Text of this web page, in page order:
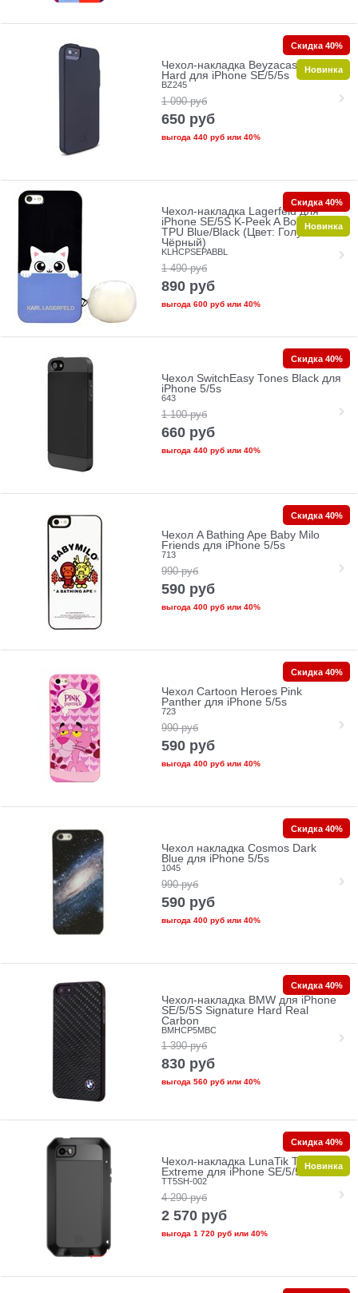
Чехол-накладка Beyzacases Snap
Hard для iPhone SE/5/5s
BZ245
1 090 руб
650 руб
выгода 440 рубили 40%
Скидка 40%
Новинка
Чехол-накладка Lagerfeld для
iPhone SE/5S K-Peek A Boo Hard
TPU Blue/Black (Цвет: Голубой/
Чёрный)
KLHCPSEPABBL
1 490 руб
890 руб
выгода 600 рубили 40%
Скидка 40%
Новинка
Чехол SwitchEasy Tones Black для
iPhone 5/5s
643
1 100 руб
660 руб
выгода 440 рубили 40%
Скидка 40%
Чехол A Bathing Ape Baby Milo
Friends для iPhone 5/5s
713
990 руб
590 руб
выгода 400 рубили 40%
Скидка 40%
Чехол Cartoon Heroes Pink
Panther для iPhone 5/5s
723
990 руб
590 руб
выгода 400 рубили 40%
Скидка 40%
Чехол накладка Cosmos Dark
Blue для iPhone 5/5s
1045
990 руб
590 руб
выгода 400 рубили 40%
Скидка 40%
Чехол-накладка BMW для iPhone
SE/5/5S Signature Hard Real
Carbon
BMHCP5MBC
1 390 руб
830 руб
выгода 560 рубили 40%
Скидка 40%
Чехол-накладка LunaTik TakTik
Extreme для iPhone SE/5/5s
TT5SH-002
4 290 руб
2 570 руб
выгода 1 720 рубили 40%
Скидка 40%
Новинка